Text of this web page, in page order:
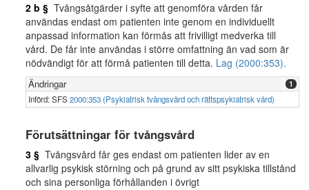
2 b § Tvångsåtgärder i syfte att genomföra vården får
användas endast om patienten inte genom en individuellt
anpassad information kan förmås att frivilligt medverka till
vård. De får inte användas i större omfattning än vad som är
nödvändigt för att förmå patienten till detta. Lag (2000:353).
Ändringar 1
Införd: SFS2000:353 (Psykiatrisk tvångsvård och rättspsykiatrisk vård)
Förutsättningar för tvångsvård
3 § Tvångsvård får ges endast om patienten lider av en
allvarlig psykisk störning och på grund av sitt psykiska tillstånd
och sina personliga förhållanden i övrigt